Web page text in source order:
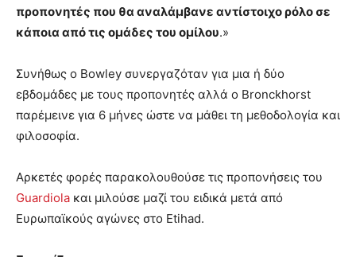
προπονητές που θα αναλάμβανε αντίστοιχο ρόλο σε
κάποια από τις ομάδες του ομίλου.»
Συνήθως ο Bowley συνεργαζόταν για μια ή δύο
εβδομάδες με τους προπονητές αλλά ο Bronckhorst
παρέμεινε για 6 μήνες ώστε να μάθει τη μεθοδολογία και
φιλοσοφία.
Αρκετές φορές παρακολουθούσε τις προπονήσεις του
Guardiola και μιλούσε μαζί του ειδικά μετά από
Ευρωπαϊκούς αγώνες στο Etihad.